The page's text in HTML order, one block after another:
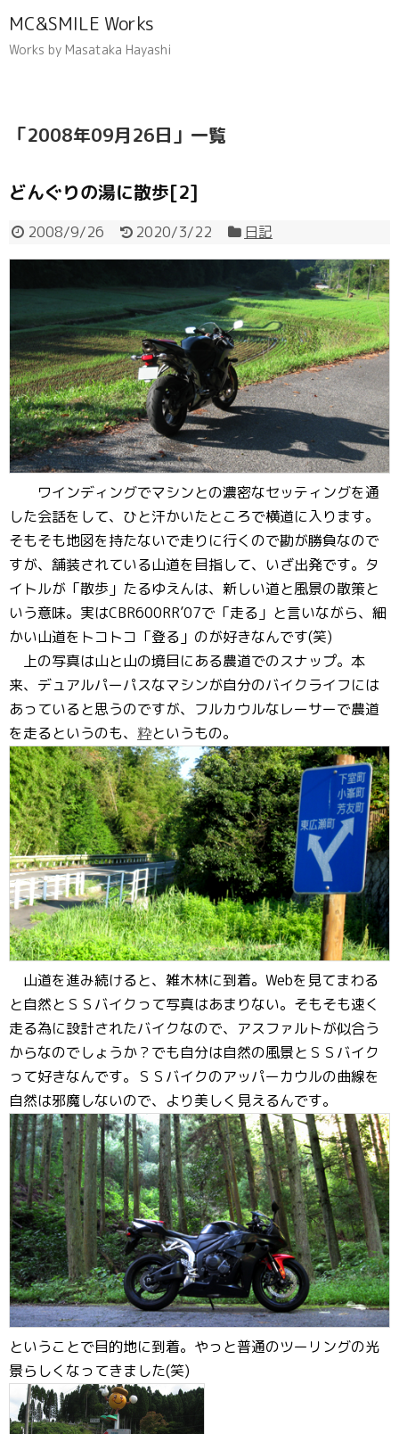
MC&SMILE Works
Works by Masataka Hayashi
「2008年09月26日 」 一覧
どんぐりの湯に散歩[2]
2008/9/26 2020/3/22 日記
ワインディングでマシンとの濃密なセッティングを通
した会話をして、ひと汗かいたところで横道に入ります。
そもそも地図を持たないで走りに行くので勘が勝負なので
すが、舗装されている山道を目指して、いざ出発です。タ
イトルが「散歩」たるゆえんは、新しい道と風景の散策と
いう意味。実はCBR600RR’07で「走る」と言いながら、細
かい山道をトコトコ「登る」のが好きなんです(笑)
上の写真は山と山の境目にある農道でのスナップ。本
来、デュアルパーパスなマシンが自分のバイクライフには
あっていると思うのですが、フルカウルなレーサーで農道
を走るというのも、 粋というもの。
山道を進み続けると、雑木林に到着。Webを見てまわる
と自然とＳＳバイクって写真はあまりない。そもそも速く
走る為に設計されたバイクなので、アスファルトが似合う
からなのでしょうか？でも自分は自然の風景とＳＳバイク
って好きなんです。ＳＳバイクのアッパーカウルの曲線を
自然は邪魔しないので、より美しく見えるんです。
ということで目的地に到着。やっと普通のツーリングの光
景らしくなってきました(笑)